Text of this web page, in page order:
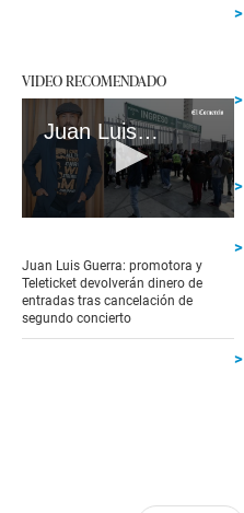
VIDEO RECOMENDADO
Juan Luis Guerra: promotora y Teleticket devolverán dinero de entradas tras cancelación de segundo concierto
of
2
minutes,
20
seconds
Juan Luis Guerra: promotora y
Teleticket devolverán dinero de
entradas tras cancelación de
segundo concierto